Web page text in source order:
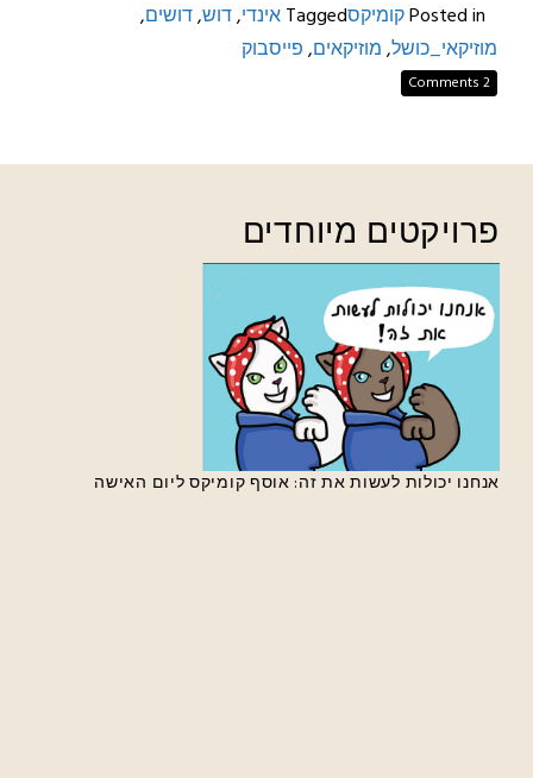
Posted inקומיקסTaggedאינדי,דוש,דושים,
מוזיקאי_כושל,מוזיקאים,פייסבוק
2 Comments
פרויקטים מיוחדים
אנחנו יכולות לעשות את זה: אוסף קומיקס ליום האישה